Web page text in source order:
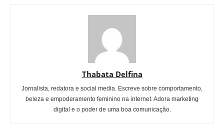
Thabata Delfina
Jornalista, redatora e social media. Escreve sobre comportamento,
beleza e empoderamento feminino na internet. Adora marketing
digital e o poder de uma boa comunicação.